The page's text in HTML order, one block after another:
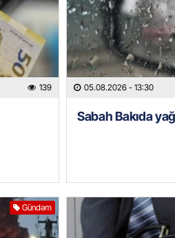
139 05.08.2026 - 13:30
Sabah Bakıda
Gündəm